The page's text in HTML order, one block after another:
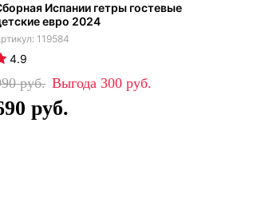
Испании гетры гостевые
евро 2024
119584
4.9
300